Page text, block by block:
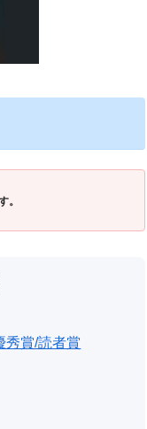
。
秀賞/読者賞